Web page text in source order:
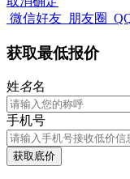
微信好友 朋友圈
获取最低报价
姓名名
手机号
获取底价